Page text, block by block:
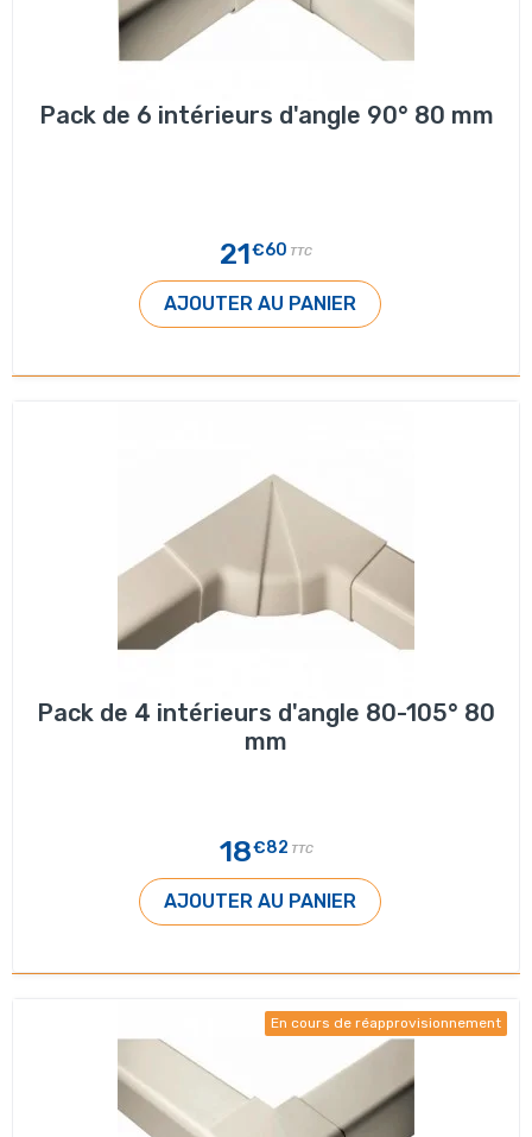
Pack de 6 intérieurs d'angle 90° 80 mm
21€60 TTC
AJOUTER AU PANIER
Pack de 4 intérieurs d'angle 80-105° 80
mm
18€82 TTC
AJOUTER AU PANIER
En cours de réapprovisionnement